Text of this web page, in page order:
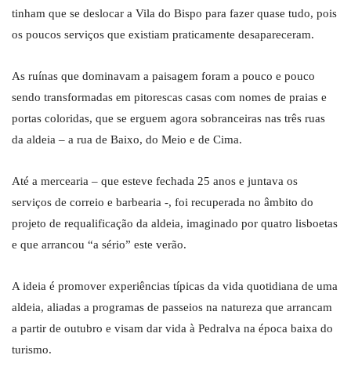
tinham que se deslocar a Vila do Bispo para fazer quase tudo, pois
os poucos serviços que existiam praticamente desapareceram.
As ruínas que dominavam a paisagem foram a pouco e pouco
sendo transformadas em pitorescas casas com nomes de praias e
portas coloridas, que se erguem agora sobranceiras nas três ruas
da aldeia – a rua de Baixo, do Meio e de Cima.
Até a mercearia – que esteve fechada 25 anos e juntava os
serviços de correio e barbearia -, foi recuperada no âmbito do
projeto de requalificação da aldeia, imaginado por quatro lisboetas
e que arrancou “a sério” este verão.
A ideia é promover experiências típicas da vida quotidiana de uma
aldeia, aliadas a programas de passeios na natureza que arrancam
a partir de outubro e visam dar vida à Pedralva na época baixa do
turismo.